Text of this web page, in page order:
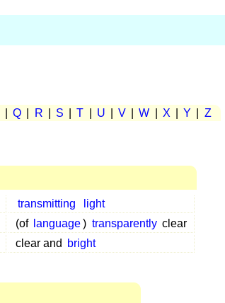
Q R S T U V W X Y Z
transmitting
light
(of language) transparently clear
clear and bright